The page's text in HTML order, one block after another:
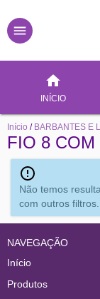
INÍCIO
Início / BARBANTES E
FIO 8 COM
Não temos
com outros filtros.
NAVEGAÇÃO
Início
Produtos